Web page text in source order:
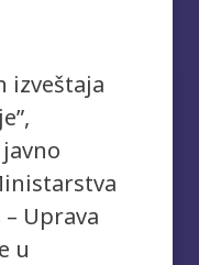
izveštaja
Uprava
u